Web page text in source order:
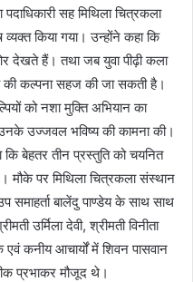
सह मिथिला चित्रकला
किया गया। उन्होंने कहा कि
देखते हैं। तथा जब युवा पीढ़ी कला
कल्पना सहज की जा सकती है।
को नशा मुक्ति अभियान का
उज्जवल भविष्य की कामना की।
कि बेहतर तीन प्रस्तुति को चयनित
पर मिथिला चित्रकला संस्थान
बालेंदु पाण्डेय के साथ साथ
उर्मिला देवी, श्रीमती विनीता
कनीय आचार्यों में शिवन पासवान
प्रभाकर मौजूद थे।